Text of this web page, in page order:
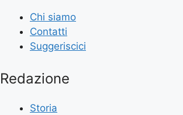
Chi siamo
Contatti
Suggeriscici
Redazione
Storia